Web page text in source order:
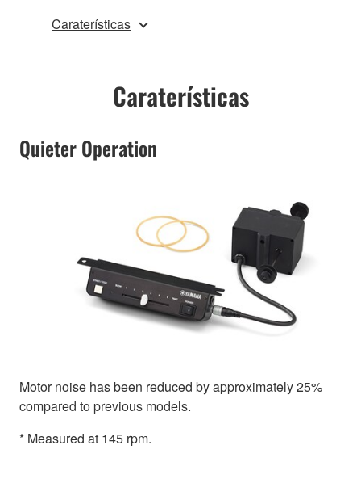
Caraterísticas
Caraterísticas
Quieter Operation
Motor noise has been reduced by approximately 25%
compared to previous models.
* Measured at 145 rpm.